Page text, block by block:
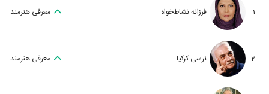
1 فرزانه نشاط‌خواه معرفی هنرمند
2 نرسی کرکیا معرفی هنرمند